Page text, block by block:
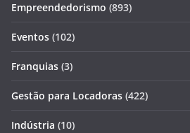
Empreendedorismo (893)
Eventos (102)
Franquias (3)
Gestão para Locadoras (422)
Indústria (10)